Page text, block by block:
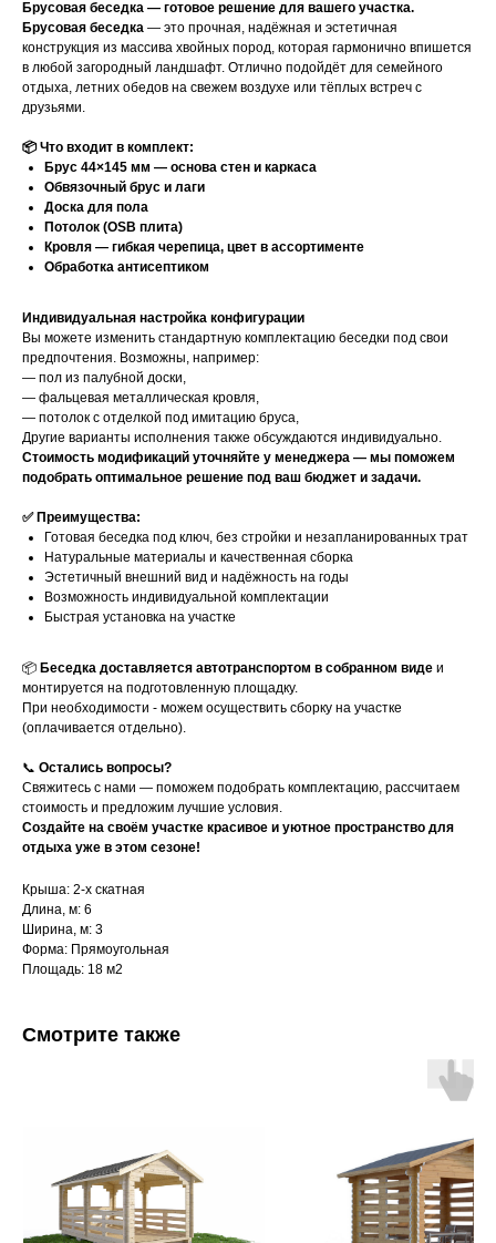
Брусовая беседка — готовое решение для вашего участка.
Брусовая беседка — это прочная, надёжная и эстетичная
конструкция из массива хвойных пород, которая гармонично впишется
в любой загородный ландшафт. Отлично подойдёт для семейного
отдыха, летних обедов на свежем воздухе или тёплых встреч с
друзьями.
📦 Что входит в комплект:
Брус 44×145 мм — основа стен и каркаса
Обвязочный брус и лаги
Доска для пола
Потолок (OSB плита)
Кровля — гибкая черепица, цвет в ассортименте
Обработка антисептиком
Индивидуальная настройка конфигурации
Вы можете изменить стандартную комплектацию беседки под свои
предпочтения. Возможны, например:
— пол из палубной доски,
— фальцевая металлическая кровля,
— потолок с отделкой под имитацию бруса,
Другие варианты исполнения также обсуждаются индивидуально.
Стоимость модификаций уточняйте у менеджера — мы поможем
подобрать оптимальное решение под ваш бюджет и задачи.
✅ Преимущества:
Готовая беседка под ключ, без стройки и незапланированных трат
Натуральные материалы и качественная сборка
Эстетичный внешний вид и надёжность на годы
Возможность индивидуальной комплектации
Быстрая установка на участке
📦 Беседка доставляется автотранспортом в собранном виде и
монтируется на подготовленную площадку.
При необходимости - можем осуществить сборку на участке
(оплачивается отдельно).
📞 Остались вопросы?
Свяжитесь с нами — поможем подобрать комплектацию, рассчитаем
стоимость и предложим лучшие условия.
Создайте на своём участке красивое и уютное пространство для
отдыха уже в этом сезоне!
Крыша: 2-х скатная
Длина, м: 6
Ширина, м: 3
Форма: Прямоугольная
Площадь: 18 м2
Смотрите также
Выставочная площадка
Оплата и кредитование